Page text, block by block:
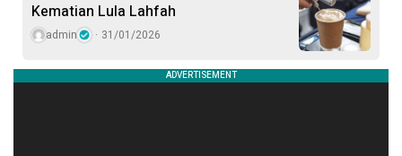
Kematian Lula Lahfah
admin 31/01/2026